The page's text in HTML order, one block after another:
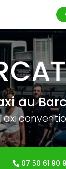
au
07 50 61 90